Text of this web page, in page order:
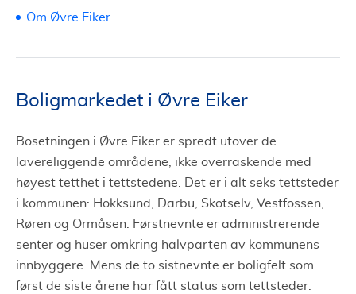
Boligmarkedet i Øvre Eiker
Bosetningen i Øvre Eiker er spredt utover de
lavereliggende områdene, ikke overraskende med
høyest tetthet i tettstedene. Det er i alt seks tettsteder
i kommunen: Hokksund, Darbu, Skotselv, Vestfossen,
Røren og Ormåsen. Førstnevnte er administrerende
senter og huser omkring halvparten av kommunens
innbyggere. Mens de to sistnevnte er boligfelt som
først de siste årene har fått status som tettsteder.
Om Øvre Eiker